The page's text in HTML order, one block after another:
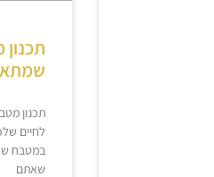
תכנון
לחיים
במטבח
שאתם